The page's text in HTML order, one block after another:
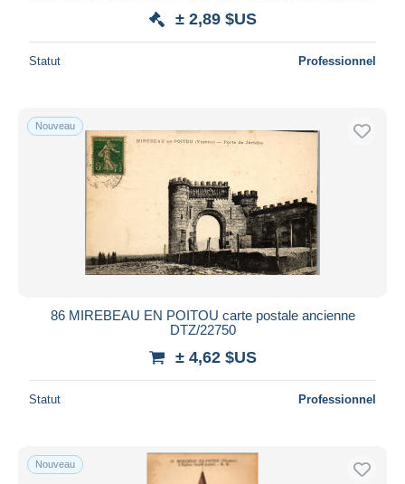
± 2,89 $US
Statut Professionnel
Nouveau
86 MIREBEAU EN POITOU carte postale ancienne
DTZ/22750
± 4,62 $US
Statut Professionnel
Nouveau